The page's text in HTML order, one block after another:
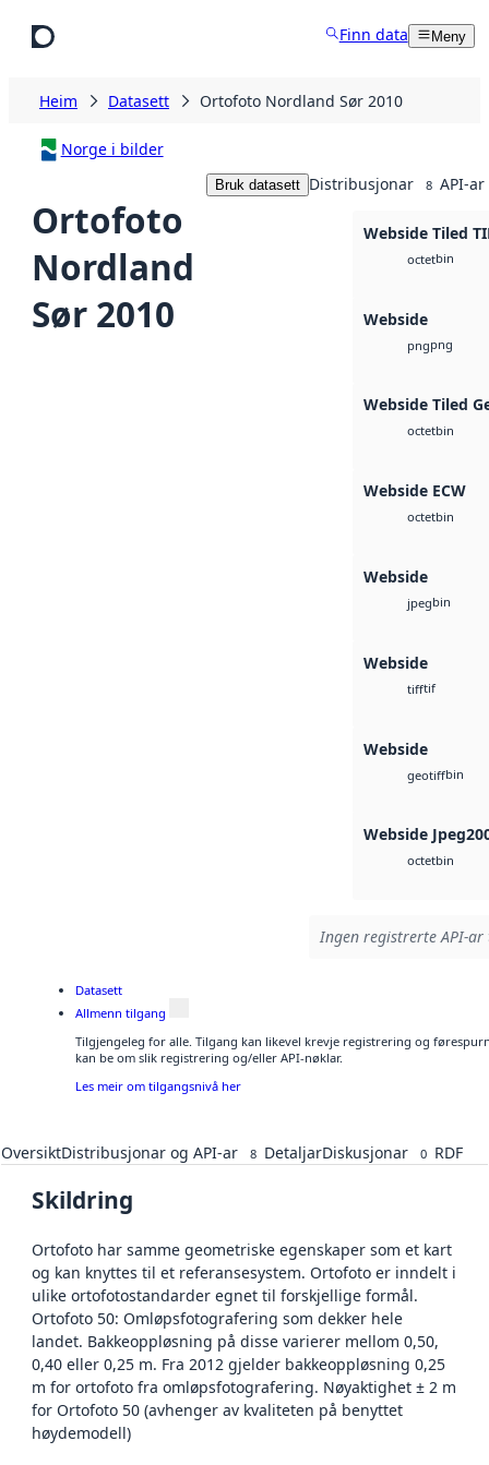
Finn data Meny
Heim Datasett Ortofoto Nordland Sør 2010
Norge i bilder
Ortofoto
Nordland
Sør 2010
Bruk datasett Distribusjonar 8 API-ar
Webside Tiled
octetbin
Webside
pngpng
Webside Tiled
octetbin
Webside ECW
octetbin
Webside
jpegbin
Webside
tifftif
Webside
geotiffbin
Webside
octetbin
Ingen registrerte API-
Datasett
Allmenn tilgang
Tilgjengeleg for alle. Tilgang kan likevel krevje registrering og
kan be om slik registrering og/eller API-nøklar.
Les meir om tilgangsnivå her
OversiktDistribusjonar og API-ar 8 DetaljarDiskusjonar 0 RDF
Skildring
Ortofoto har samme geometriske egenskaper som et kart
og kan knyttes til et referansesystem. Ortofoto er inndelt i
ulike ortofotostandarder egnet til forskjellige formål.
Ortofoto 50: Omløpsfotografering som dekker hele
landet. Bakkeoppløsning på disse varierer mellom 0,50,
0,40 eller 0,25 m. Fra 2012 gjelder bakkeoppløsning 0,25
m for ortofoto fra omløpsfotografering. Nøyaktighet ± 2 m
for Ortofoto 50 (avhenger av kvaliteten på benyttet
høydemodell)